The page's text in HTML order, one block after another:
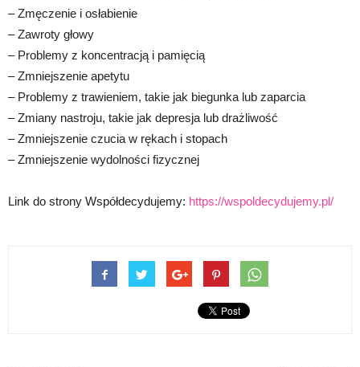
– Zmęczenie i osłabienie
– Zawroty głowy
– Problemy z koncentracją i pamięcią
– Zmniejszenie apetytu
– Problemy z trawieniem, takie jak biegunka lub zaparcia
– Zmiany nastroju, takie jak depresja lub drażliwość
– Zmniejszenie czucia w rękach i stopach
– Zmniejszenie wydolności fizycznej
Link do strony Współdecydujemy: https://wspoldecydujemy.pl/